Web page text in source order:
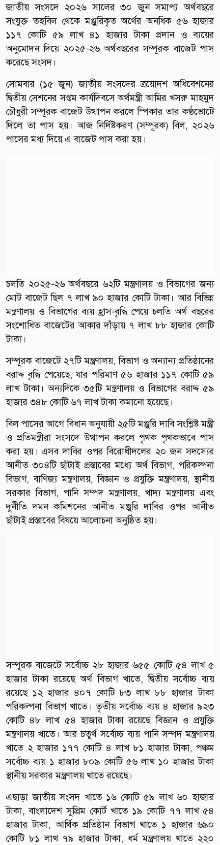
জাতীয় সংসদে ২০২৬ সালের ৩০ জুন সমাপ্য অর্থবছরে
সংযুক্ত তহবিল থেকে মঞ্জুরিকৃত অর্থের অনধিক ৫৬ হাজার
১১৭ কোটি ৫৯ লাখ ৪১ হাজার টাকা প্রদান ও ব্যয়ের
অনুমোদন দিয়ে ২০২৫-২৬ অর্থবছরের সম্পূরক বাজেট পাস
করেছে সংসদ।
সোমবার (১৫ জুন) জাতীয় সংসদের ত্রয়োদশ অধিবেশনের
দ্বিতীয় সেশনের সপ্তম কার্যদিবসে অর্থমন্ত্রী আমির খসরু মাহমুদ
চৌধুরী সম্পূরক বাজেট উত্থাপন করলে স্পিকার তার কণ্ঠভোটে
দিলে তা পাস হয়। আজ নির্দিষ্টকরণ (সম্পূরক) বিল, ২০২৬
পাসের মধ্য দিয়ে এ বাজেট পাস করা হয়।
চলতি ২০২৫-২৬ অর্থবছরে ৬২টি মন্ত্রণালয় ও বিভাগের জন্য
মোট বাজেট ছিল ৭ লাখ ৯০ হাজার কোটি টাকা। আর বিভিন্ন
মন্ত্রণালয় ও বিভাগের ব্যয় হ্রাস-বৃদ্ধি পেয়ে চলতি অর্থ বছরের
সংশোধিত বাজেটের আকার দাঁড়ায় ৭ লাখ ৮৮ হাজার কোটি
টাকা।
সম্পূরক বাজেটে ২৭টি মন্ত্রণালয়, বিভাগ ও অন্যান্য প্রতিষ্ঠানের
বরাদ্দ বৃদ্ধি পেয়েছে, যার পরিমাণ ৫৬ হাজার ১১৭ কোটি ৫৯
লাখ টাকা। অন্যদিকে ৩৫টি মন্ত্রণালয় ও বিভাগের বরাদ্দ ৫৯
হাজার ৩৪৮ কোটি ৬৭ লাখ টাকা কমানো হয়েছে।
বিল পাসের আগে বিধান অনুযায়ী ২৫টি মঞ্জুরি দাবি সংশ্লিষ্ট মন্ত্রী
ও প্রতিমন্ত্রীরা সংসদে উত্থাপন করলে পৃথক পৃথকভাবে পাস
করা হয়। এসব দাবির ওপর বিরোধীদলের ২০ জন সদস্যের
আনীত ৩০৪টি ছাঁটাই প্রস্তাবের মধ্যে অর্থ বিভাগ, পরিকল্পনা
বিভাগ, বাণিজ‌্য মন্ত্রণালয়, বিজ্ঞান ও প্রযুক্তি মন্ত্রণালয়, স্থানীয়
সরকার বিভাগ, পানি সম্পদ মন্ত্রণালয়, খাদ‌্য মন্ত্রণালয় এবং
দুর্নীতি দমন কমিশনের আনীত মঞ্জুরি দাবির ওপর আনীত
ছাঁটাই প্রস্তাবের বিষয়ে আলোচনা অনুষ্ঠিত হয়।
সম্পূরক বাজেটে সর্বোচ্চ ২৮ হাজার ৬৫৫ কোটি ৫৪ লাখ ৫
হাজার টাকা রয়েছে অর্থ বিভাগ খাতে, দ্বিতীয় সর্বোচ্চ ব্যয়
রয়েছে ১২ হাজার ৪০৭ কোটি ৮৩ লাখ ৮৮ হাজার টাকা
পরিকল্পনা বিভাগ খাতে। তৃতীয় সর্বোচ্চ ব্যয় ৪ হাজার ৯২৩
কোটি ৪৮ লাখ ৫৪ হাজার টাকা রয়েছে বিজ্ঞান ও প্রযুক্তি
মন্ত্রণালয় খাতে। আর চতুর্থ সর্বোচ্চ ব্যয় পানি সম্পদ মন্ত্রণালয়
খাতে ২ হাজার ১৭৭ কোটি ৪ লাখ ৮১ হাজার টাকা, পঞ্চম
সর্বোচ্চ ব্যয় ১ হাজার ৮০৯ কোটি ৫৬ লাখ ১০ হাজার টাকা
স্থানীয় সরকার মন্ত্রণালয় খাতে রয়েছে।
এছাড়া জাতীয় সংসদ খাতে ১৬ কোটি ৫৯ লাখ ৬০ হাজার
টাকা, বাংলাদেশ সুপ্রিম কোর্ট খাতে ১৯ কোটি ৭৭ লাখ ৫৪
হাজার টাকা, আর্থিক প্রতিষ্ঠান বিভাগ খাতে ১ হাজার ৬৯০
কোটি ৮১ লাখ ৭৯ হাজার টাকা, ধর্ম মন্ত্রণালয় খাতে ২২০